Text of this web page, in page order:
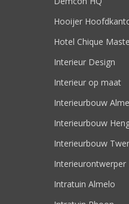
Hooijer
Hotel Chique
Interieur Design
Interieur op maat
Interieurbouw
Interieurbouw
Interieurbouw
Interieurontwerper
Intratuin Almelo